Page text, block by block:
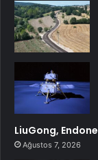
LiuGong,
Ağustos 7, 2026